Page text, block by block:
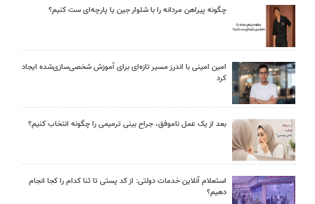
چگونه پیراهن مردانه را با شلوار جین یا پارچه‌ای ست کنیم؟
امین امینی با اندرز مسیر تازه‌ای برای آموزش شخصی‌سازی‌شده ایجاد
کرد
بعد از یک عمل ناموفق، جراح بینی ترمیمی را چگونه انتخاب کنیم؟
استعلام آنلاین خدمات دولتی: از کد پستی تا ثنا کدام را کجا انجام
دهیم؟